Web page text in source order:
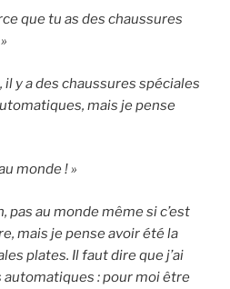
que tu as des chaussures
il y a des chaussures spéciales
mais je pense
monde ! »
pas au monde même si c’est
mais je pense avoir été la
plates. Il faut dire que j’ai
automatiques : pour moi être